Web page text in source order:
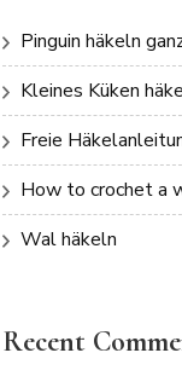
Pinguin häkeln
Kleines Küken
Freie
How to crochet a
Wal häkeln
Recent